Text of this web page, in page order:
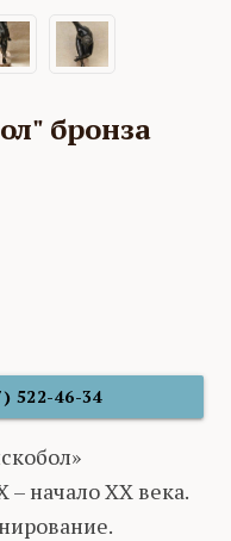
бронза
522-46-34
начало ХХ века.